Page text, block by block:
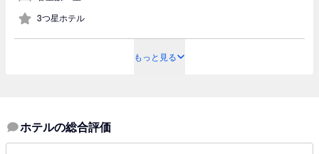
3つ星ホテル
もっと見る
ホテルの総合評価